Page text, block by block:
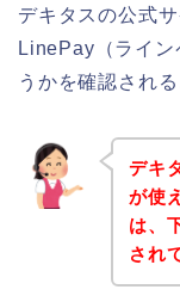
デキタスの公式
LinePay（ライ
うかを確認され
デキ
が使
は、
され